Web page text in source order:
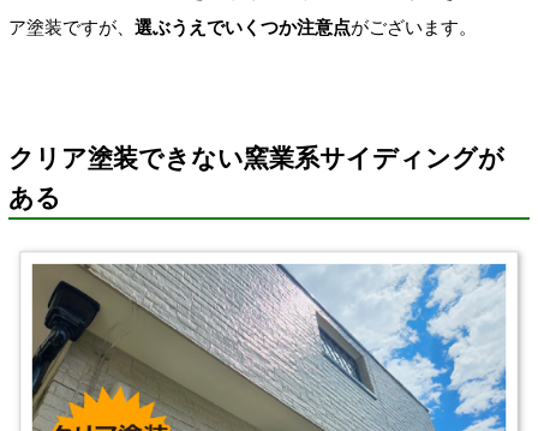
ア塗装ですが、 選ぶうえでいくつか注意点がございます。
クリア塗装できない窯業系サイディングが
ある